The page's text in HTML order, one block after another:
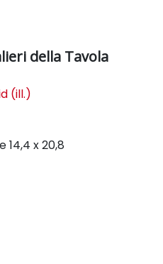
della Tavola
(ill.)
14,4 x 20,8